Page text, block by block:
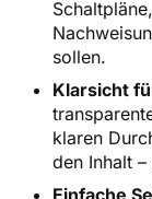
sollen.
Klarsicht
klaren
den Inhalt
Einfache